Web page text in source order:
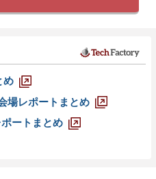
め
場レポートまとめ
ートまとめ